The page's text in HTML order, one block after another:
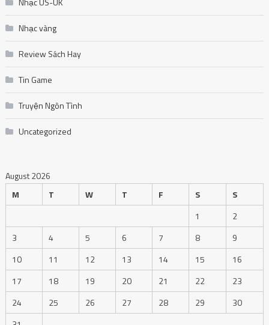
Nhạc vàng
Review Sách Hay
Tin Game
Truyện Ngôn Tình
Uncategorized
August 2026
M
T W T F S
S
1
2
3
4 5 6 7 8
9
10
11 12 13 14 15
16
17
18 19 20 21 22
23
24
25 26 27 28 29
30